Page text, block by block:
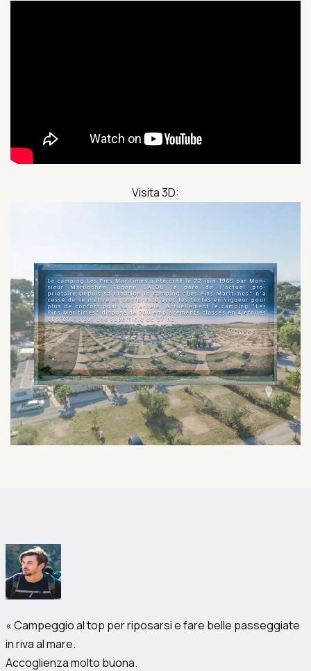
Visita 3D:
« Campeggio al top per riposarsi e fare belle passeggiate
in riva al mare.
Accoglienza molto buona.